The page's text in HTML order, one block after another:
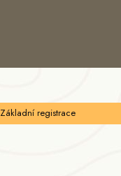
Základní registrace